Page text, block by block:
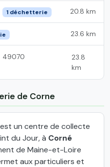
1 déchetterie 20.8 km
23.6 km
49070
23.8
km
de Corne
est un centre de collecte
du Jour, à Corné
de Maine-et-Loire
aux particuliers et